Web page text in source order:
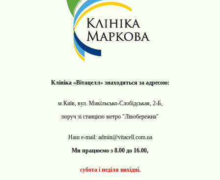
Клініка «Вітацелл» знаходиться за адресою:
м.Київ, вул. Микільсько-Слобідськая, 2-Б,
поруч зі станцією метро "Лівобережна"
Наш e-mail: admin@vitacell.com.ua
Ми працюємо з 8.00 до 16.00,
субота і неділя вихідні.